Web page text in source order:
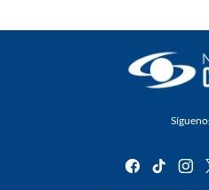
facebook
tiktok